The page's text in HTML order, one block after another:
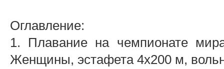
Оглавление:
1. Плавание на чемпионате
Женщины, эстафета 4x200 м,